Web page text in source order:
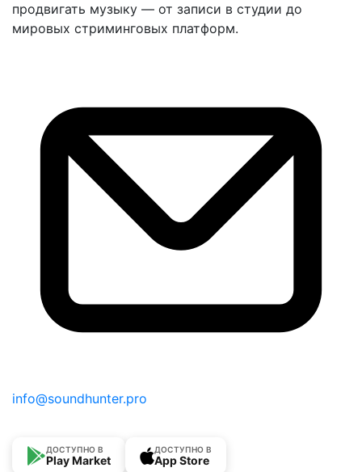
продвигать музыку — от записи в студии до
мировых стриминговых платформ.
info@soundhunter.pro
ДОСТУПНО В
Play Market
ДОСТУПНО В
App Store